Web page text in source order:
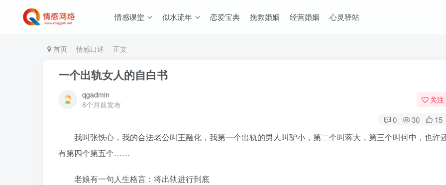
情感课堂 似水流年 恋爱宝典 挽救婚姻 经营婚姻 心灵驿站
首页 情感口述 正文
一个出轨女人的自白书
qgadmin
8个月前发布
关注
0 30 15
我叫张铁心，我的合法老公叫王融化，我第一个出轨的男人叫驴小，第二个叫蒋大，第三个叫何中，也许
有第四个第五个……
老娘有一句人生格言：将出轨进行到底